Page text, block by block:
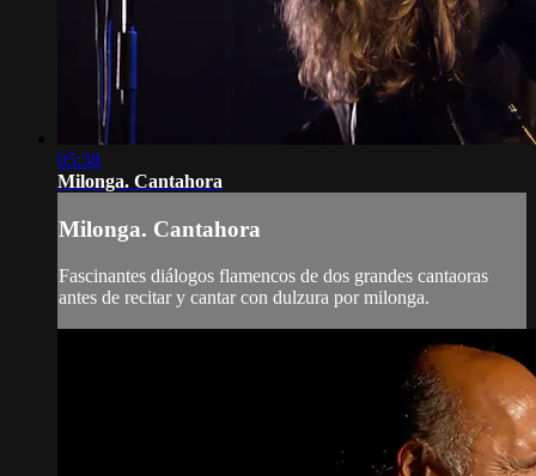
05:38
Milonga. Cantahora
Milonga. Cantahora
Fascinantes diálogos flamencos de dos grandes cantaoras
antes de recitar y cantar con dulzura por milonga.